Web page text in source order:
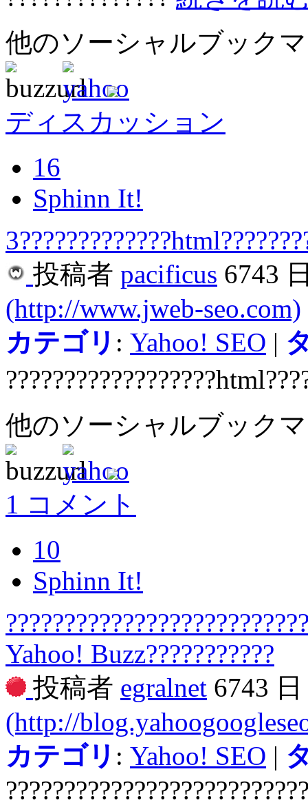
他のソーシャルブック
ディスカッション
16
Sphinn It!
投稿者 pacificus 6743
(http://www.jweb-seo.com)
カテゴリ : Yahoo! SEO |
他のソーシャルブック
1 コメント
10
Sphinn It!
Yahoo! Buzz???????????
投稿者 egralnet 6743
(http://
カテゴリ : Yahoo! SEO |